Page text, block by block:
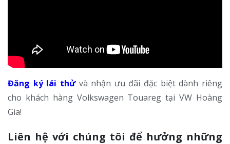
Đăng ký lái thửvà nhận ưu đãi đặc biệt dành riêng
cho khách hàng Volkswagen Touareg tại VW Hoàng
Gia!
Liên hệ với chúng tôi để hưởng những